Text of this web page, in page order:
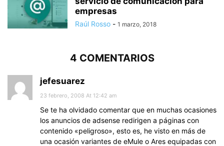
empresas
Raúl Rosso - 1 marzo, 2018
4 COMENTARIOS
jefesuarez
23 febrero, 2008 At 12:42 am
Se te ha olvidado comentar que en muchas ocasiones
los anuncios de adsense redirigen a páginas con
contenido «peligroso», esto es, he visto en más de
una ocasión variantes de eMule o Ares equipadas con